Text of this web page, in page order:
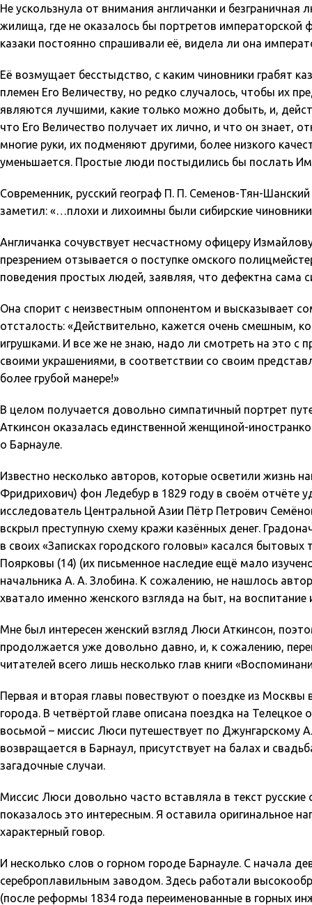
Не ускользнула от внимания англичанки и
жилища, где не оказалось бы портретов императорской
казаки постоянно спрашивали её, видела ли она
Её возмущает бесстыдство, с каким чиновники грабят
племен Его Величеству, но редко случалось, чтобы их
являются лучшими, какие только можно добыть, и,
что Его Величество получает их лично, и что он знает,
многие руки, их подменяют другими, более низкого
уменьшается. Простые люди постыдились бы послать
Современник, русский географ П. П. Семенов-Тян-
заметил: «…плохи и лихоимны были сибирские
Англичанка сочувствует несчастному офицеру
презрением отзывается о поступке омского
поведения простых людей, заявляя, что дефектна сама
Она спорит с неизвестным оппонентом и высказывает
отсталость: «Действительно, кажется очень смешным,
игрушками. И все же не знаю, надо ли смотреть на это с
своими украшениями, в соответствии со своим
более грубой манере!»
В целом получается довольно симпатичный портрет
Аткинсон оказалась единственной женщиной-
о Барнауле.
Известно несколько авторов, которые осветили жизнь
Фридрихович) фон Ледебур в 1829 году в своём отчёте
исследователь Центральной Азии Пётр Петрович
вскрыл преступную схему кражи казённых денег.
в своих «Записках городского головы» касался
Поярковы (14) (их письменное наследие ещё мало
начальника А. А. Злобина. К сожалению, не нашлось
хватало именно женского взгляда на быт, на
Мне был интересен женский взгляд Люси Аткинсон,
продолжается уже довольно давно, и, к сожалению,
читателей всего лишь несколько глав книги
Первая и вторая главы повествуют о поездке из Москвы
города. В четвёртой главе описана поездка на
восьмой – миссис Люси путешествует по Джунгарскому
возвращается в Барнаул, присутствует на балах и
загадочные случаи.
Миссис Люси довольно часто вставляла в текст русские
показалось это интересным. Я оставила оригинальное
характерный говор.
И несколько слов о горном городе Барнауле. С начала
сереброплавильным заводом. Здесь работали
(после реформы 1834 года переименованные в горных